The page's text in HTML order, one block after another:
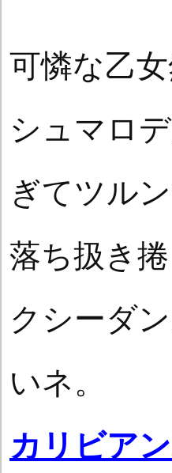
可憐な乙
シュマロ
ぎてツル
落ち扱き
クシーダ
いネ。
カリビア